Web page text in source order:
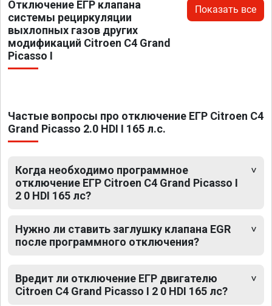
Отключение ЕГР клапана
системы рециркуляции
выхлопных газов других
модификаций Citroen C4 Grand
Picasso I
Показать все
Частые вопросы про отключение ЕГР Citroen C4
Grand Picasso 2.0 HDI I 165 л.с.
Когда необходимо программное
отключение ЕГР Citroen C4 Grand Picasso I
2 0 HDI 165 лс?
Нужно ли ставить заглушку клапана EGR
после программного отключения?
Вредит ли отключение ЕГР двигателю
Citroen C4 Grand Picasso I 2 0 HDI 165 лс?